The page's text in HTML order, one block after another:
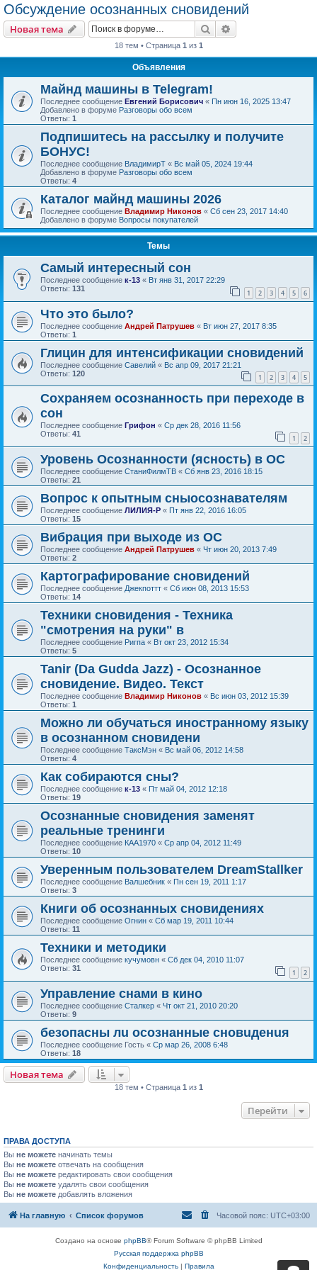
Обсуждение осознанных сновидений
Новая тема Поиск
18 тем • Страница 1 из 1
Объявления
Майнд машины в Telegram!
Последнее сообщение Евгений Борисович « Пн июн 16, 2025 13:47
Добавлено в форуме Разговоры обо всем
Ответы: 1
Подпишитесь на рассылку и получите
БОНУС!
Последнее сообщение ВладимирТ « Вс май 05, 2024 19:44
Добавлено в форуме Разговоры обо всем
Ответы: 4
Каталог майнд машины 2026
Последнее сообщение Владимир Никонов « Сб сен 23, 2017 14:40
Добавлено в форуме Вопросы покупателей
Темы
Самый интересный сон
Последнее сообщение к-13 « Вт янв 31, 2017 22:29
Ответы: 131 1 2 3 4 5 6
Что это было?
Последнее сообщение Андрей Патрушев « Вт июн 27, 2017 8:35
Ответы: 1
Глицин для интенсификации сновидений
Последнее сообщение Савелий « Вс апр 09, 2017 21:21
Ответы: 120 1 2 3 4 5
Сохраняем осознанность при переходе в
сон
Последнее сообщение Грифон « Ср дек 28, 2016 11:56
Ответы: 41 1 2
Уровень Осознанности (ясность) в ОС
Последнее сообщение СтаниФилмТВ « Сб янв 23, 2016 18:15
Ответы: 21
Вопрос к опытным сныосознавателям
Последнее сообщение ЛИЛИЯ-Р « Пт янв 22, 2016 16:05
Ответы: 15
Вибрация при выходе из ОС
Последнее сообщение Андрей Патрушев « Чт июн 20, 2013 7:49
Ответы: 2
Картографирование сновидений
Последнее сообщение Джекпоттт « Сб июн 08, 2013 15:53
Ответы: 14
Техники сновидения - Техника
"смотрения на руки" в
Последнее сообщение Ригпа « Вт окт 23, 2012 15:34
Ответы: 5
Tanir (Da Gudda Jazz) - Осознанное
сновидение. Видео. Текст
Последнее сообщение Владимир Никонов « Вс июн 03, 2012 15:39
Ответы: 1
Можно ли обучаться иностранному языку
в осознанном сновидени
Последнее сообщение ТаксМэн « Вс май 06, 2012 14:58
Ответы: 4
Как собираются сны?
Последнее сообщение к-13 « Пт май 04, 2012 12:18
Ответы: 19
Осознанные сновидения заменят
реальные тренинги
Последнее сообщение КАА1970 « Ср апр 04, 2012 11:49
Ответы: 10
Уверенным пользователем DreamStallker
Последнее сообщение Валшебник « Пн сен 19, 2011 1:17
Ответы: 3
Книги об осознанных сновидениях
Последнее сообщение Огнин « Сб мар 19, 2011 10:44
Ответы: 11
Техники и методики
Последнее сообщение кучумовн « Сб дек 04, 2010 11:07
Ответы: 31 1 2
Управление снами в кино
Последнее сообщение Сталкер « Чт окт 21, 2010 20:20
Ответы: 9
безопасны лu осознанные сновuденuя
Последнее сообщение Гость « Ср мар 26, 2008 6:48
Ответы: 18
Новая тема
18 тем • Страница 1 из 1
Перейти
ПРАВА ДОСТУПА
Вы не можете начинать темы
Вы не можете отвечать на сообщения
Вы не можете редактировать свои сообщения
Вы не можете удалять свои сообщения
Вы не можете добавлять вложения
На главную Список форумов Часовой пояс: UTC+03:00
Создано на основе phpBB® Forum Software © phpBB Limited
Русская поддержка phpBB
Конфиденциальность| Правила